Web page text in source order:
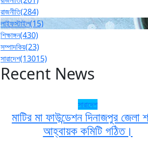
রাজনীতি(284)
লাইফস্টাইল(15)
শিক্ষাঙ্গন(430)
সম্পাদকিয়(23)
সারাদেশ(13015)
Recent News
সারাদেশ
মাটির মা ফাউন্ডেশন দিনাজপুর জেলা
আহ্বায়ক কমিটি গঠিত।